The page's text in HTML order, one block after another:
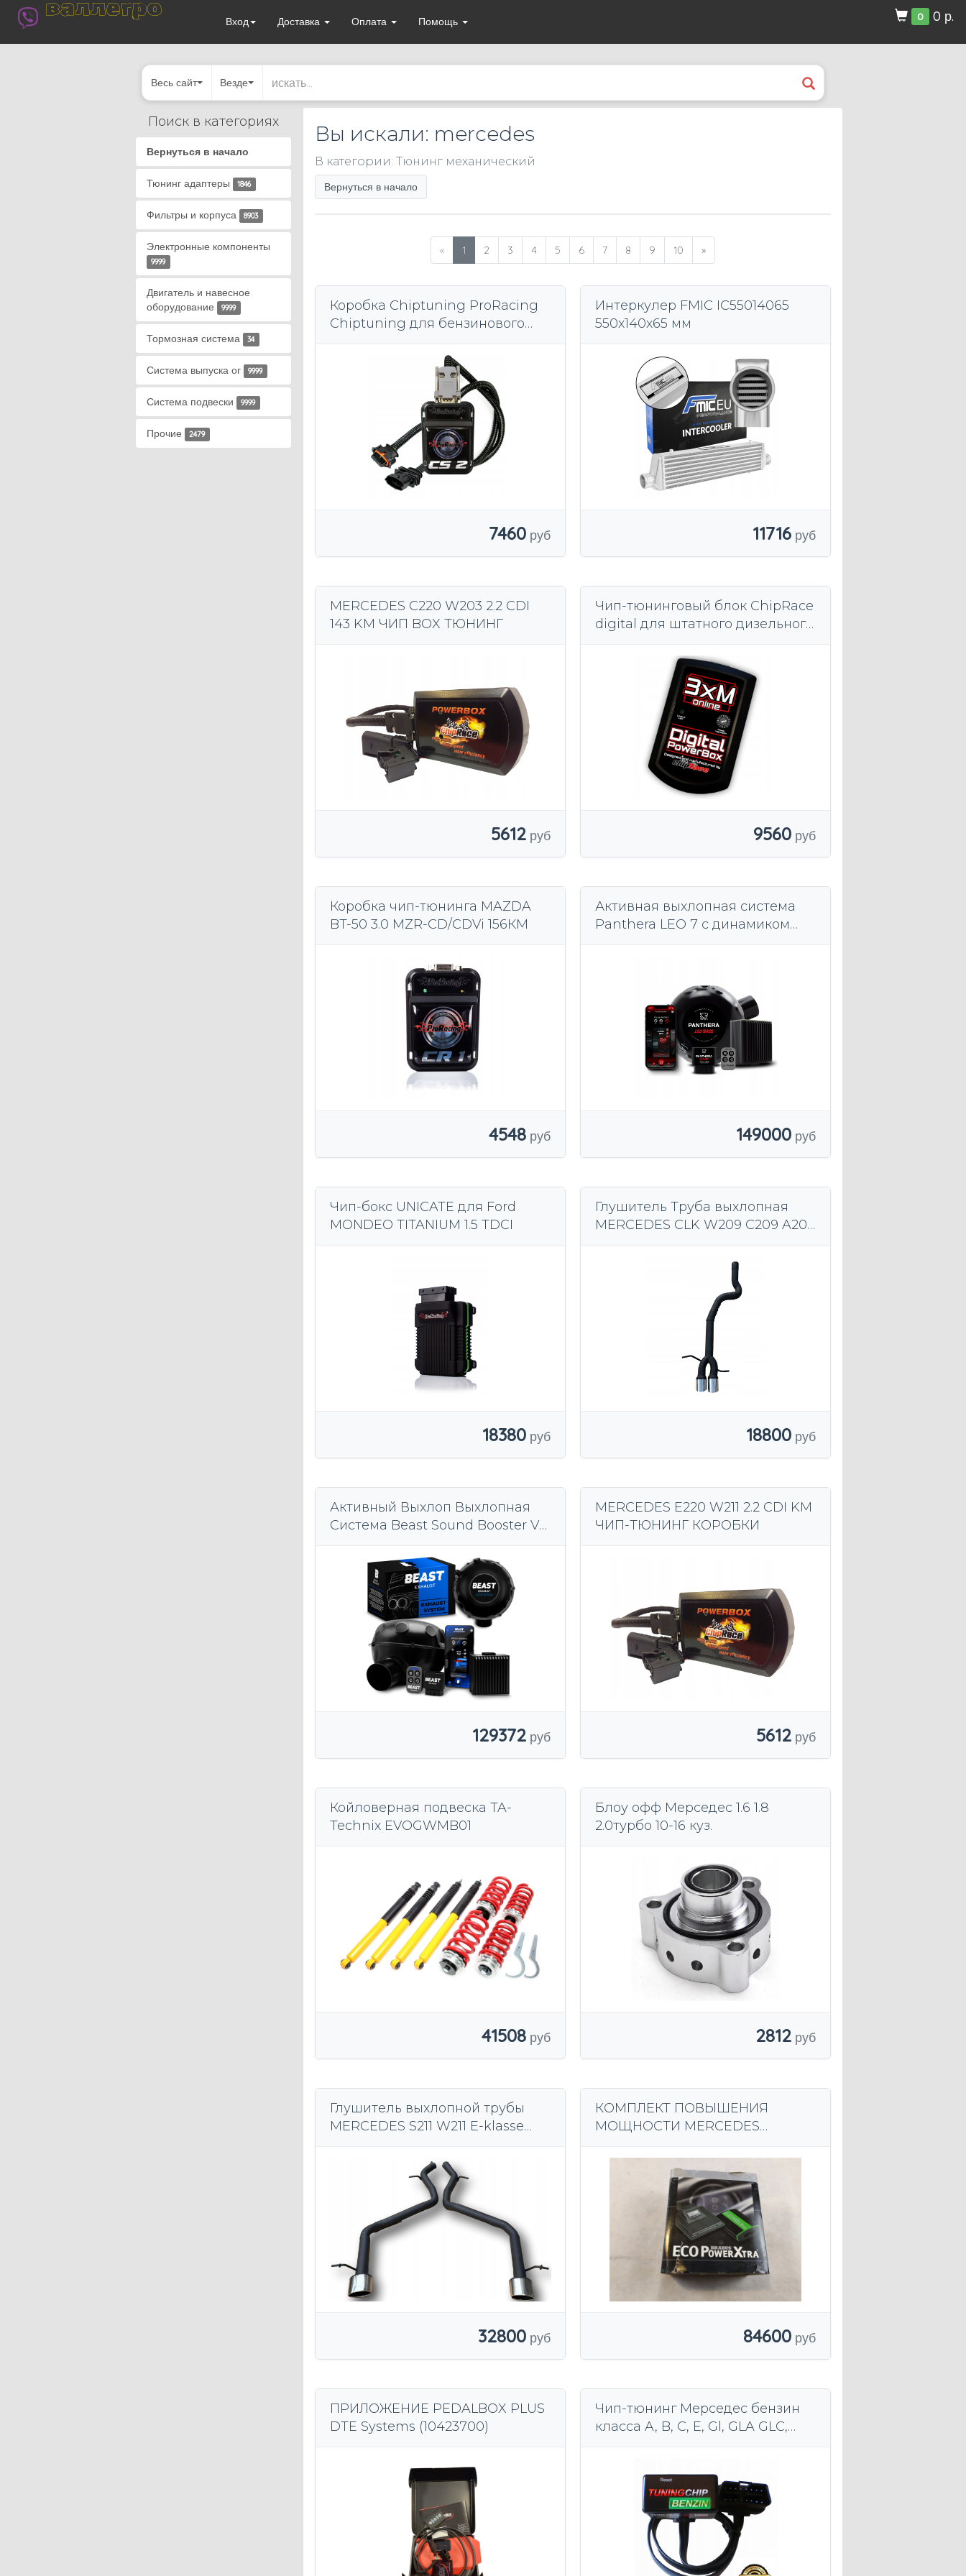
валлегро
Вход Доставка Оплата Помощь 0 0 р.
Весь сайт Везде
Поиск в категориях
Вернуться в начало
Тюнинг адаптеры 1846
Фильтры и корпуса 8903
Электронные компоненты
9999
Двигатель и навесное
оборудование
9999
Тормозная система 34
Система выпуска ог 9999
Система подвески 9999
Прочие 2479
Вы искали: mercedes
В категории: Тюнинг механический
Вернуться в начало
« 1 2 3 4 5 6 7 8 9 10 »
Коробка Chiptuning ProRacing
Chiptuning для бензинового
7460
Интеркулер FMIC IC55014065
550x140x65 мм
11716
MERCEDES C220 W203 2.2 CDI
143 KM ЧИП BOX ТЮНИНГ
5612
Чип-тюнинговый блок ChipRace
digital для штатного дизельного
9560
Коробка чип-тюнинга MAZDA
BT-50 3.0 MZR-CD/CDVi 156КМ
4548
Активная выхлопная система
Panthera LEO 7 с динамиком
149000
Чип-бокс UNICATE для Ford
MONDEO TITANIUM 1.5 TDCI
18380
Глушитель Труба выхлопная
MERCEDES CLK W209 C209 A209
18800
Активный Выхлоп Выхлопная
Система Beast Sound Booster V8
Дистанционного Управления
129372
MERCEDES E220 W211 2.2 CDI KM
ЧИП-ТЮНИНГ КОРОБКИ
5612
Койловерная подвеска TA-
Technix EVOGWMB01
41508
Блоу офф Мерседес 1.6 1.8
2.0турбо 10-16 куз.
2812
Глушитель выхлопной трубы
MERCEDES S211 W211 E-klasse
32800
КОМПЛЕКТ ПОВЫШЕНИЯ
МОЩНОСТИ MERCEDES
84600
ПРИЛОЖЕНИЕ PEDALBOX PLUS
DTE Systems (10423700)
Чип-тюнинг Мерседес бензин
класса A, B, C, E, Gl, GLA GLC,